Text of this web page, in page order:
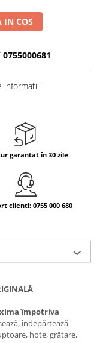
IN COS
0755000681
informatii
garantat în 30 zile
clienti: 0755 000 680
împotriva
îndepărtează
hote, grătare,